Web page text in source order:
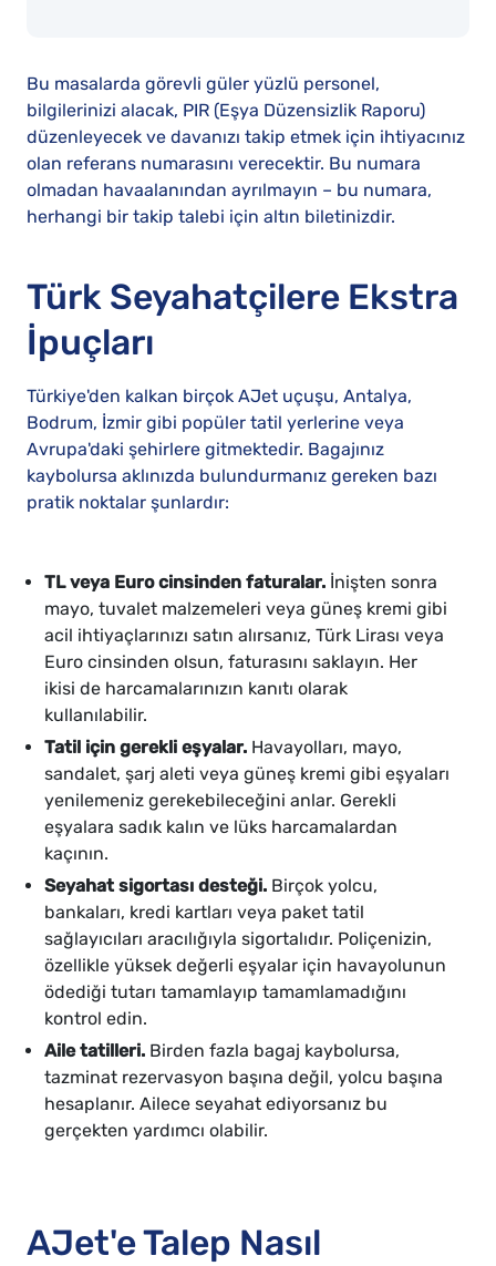
Bu masalarda görevli güler yüzlü personel,
bilgilerinizi alacak, PIR (Eşya Düzensizlik Raporu)
düzenleyecek ve davanızı takip etmek için ihtiyacınız
olan referans numarasını verecektir. Bu numara
olmadan havaalanından ayrılmayın – bu numara,
herhangi bir takip talebi için altın biletinizdir.
Türk Seyahatçilere Ekstra
İpuçları
Türkiye'den kalkan birçok AJet uçuşu, Antalya,
Bodrum, İzmir gibi popüler tatil yerlerine veya
Avrupa'daki şehirlere gitmektedir. Bagajınız
kaybolursa aklınızda bulundurmanız gereken bazı
pratik noktalar şunlardır:
TL veya Euro cinsinden faturalar. İnişten sonra
mayo, tuvalet malzemeleri veya güneş kremi gibi
acil ihtiyaçlarınızı satın alırsanız, Türk Lirası veya
Euro cinsinden olsun, faturasını saklayın. Her
ikisi de harcamalarınızın kanıtı olarak
kullanılabilir.
Tatil için gerekli eşyalar. Havayolları, mayo,
sandalet, şarj aleti veya güneş kremi gibi eşyaları
yenilemeniz gerekebileceğini anlar. Gerekli
eşyalara sadık kalın ve lüks harcamalardan
kaçının.
Seyahat sigortası desteği. Birçok yolcu,
bankaları, kredi kartları veya paket tatil
sağlayıcıları aracılığıyla sigortalıdır. Poliçenizin,
özellikle yüksek değerli eşyalar için havayolunun
ödediği tutarı tamamlayıp tamamlamadığını
kontrol edin.
Aile tatilleri. Birden fazla bagaj kaybolursa,
tazminat rezervasyon başına değil, yolcu başına
hesaplanır. Ailece seyahat ediyorsanız bu
gerçekten yardımcı olabilir.
AJet'e Talep Nasıl